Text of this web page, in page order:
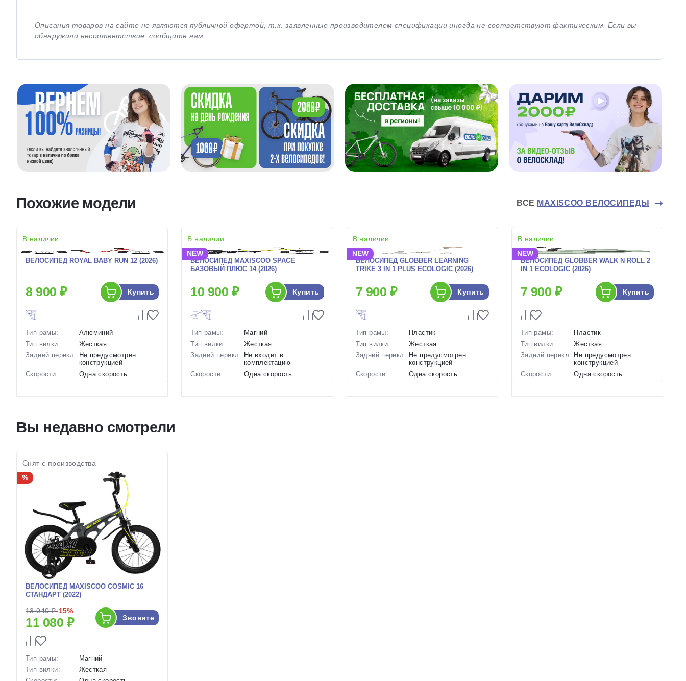
Описания товаров на сайте не являются публичной офертой, т.к. заявленные производителем спецификации иногда не соответствуют фактическим. Если вы
обнаружили несоответствие, сообщите нам.
Похожие модели ВСЕ MAXISCOO ВЕЛОСИПЕДЫ
В наличии
ВЕЛОСИПЕД ROYAL BABY RUN 12 (2026)
8 900 ₽ Купить
Тип рамы:
Алюминий
Тип вилки:
Жесткая
Задний перекл: Не предусмотрен
конструкцией
Скорости:
Одна скорость
Цвет-размер в
наличии:
Красный, Синий
В наличии
NEW
ВЕЛОСИПЕД MAXISCOO SPACE
БАЗОВЫЙ ПЛЮС 14 (2026)
10 900 ₽ Купить
Тип рамы:
Магний
Тип вилки:
Жесткая
Задний перекл: Не входит в
комплектацию
Скорости:
Одна скорость
В наличии
NEW
ВЕЛОСИПЕД GLOBBER LEARNING
TRIKE 3 IN 1 PLUS ECOLOGIC (2026)
7 900 ₽ Купить
Тип рамы:
Пластик
Тип вилки:
Жесткая
Задний перекл: Не предусмотрен
конструкцией
Скорости:
Одна скорость
В наличии
NEW
ВЕЛОСИПЕД GLOBBER WALK N ROLL 2
IN 1 ECOLOGIC (2026)
7 900 ₽ Купить
Тип рамы:
Пластик
Тип вилки:
Жесткая
Задний перекл: Не предусмотрен
конструкцией
Скорости:
Одна скорость
Вы недавно смотрели
Снят с производства
%
ВЕЛОСИПЕД MAXISCOO COSMIC 16
СТАНДАРТ (2022)
13 040 ₽-15%
11 080 ₽ Звоните
Тип рамы:
Магний
Тип вилки:
Жесткая